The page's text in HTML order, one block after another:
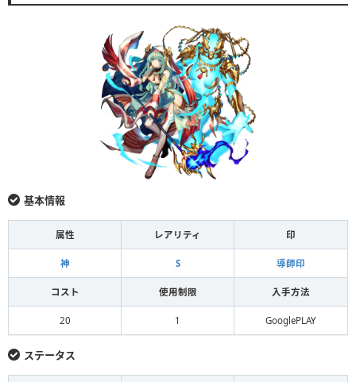
基本情報
属性 レアリティ 印
神 S 導師印
コスト 使用制限 入手方法
20 1 GooglePLAY
ステータス